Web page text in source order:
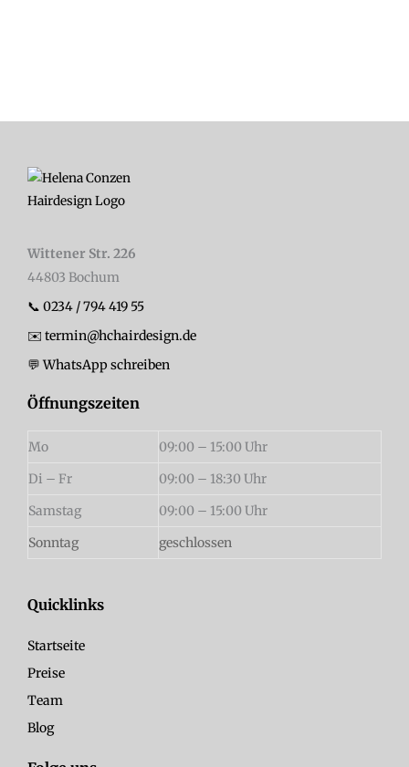
Wittener Str. 226
44803 Bochum
📞 0234 / 794 419 55
✉️ termin@hchairdesign.de
💬 WhatsApp schreiben
Öffnungszeiten
Mo
09:00 – 15:00 Uhr
Di – Fr
09:00 – 18:30 Uhr
Samstag
09:00 – 15:00 Uhr
Sonntag
geschlossen
Quicklinks
Startseite
Preise
Team
Blog